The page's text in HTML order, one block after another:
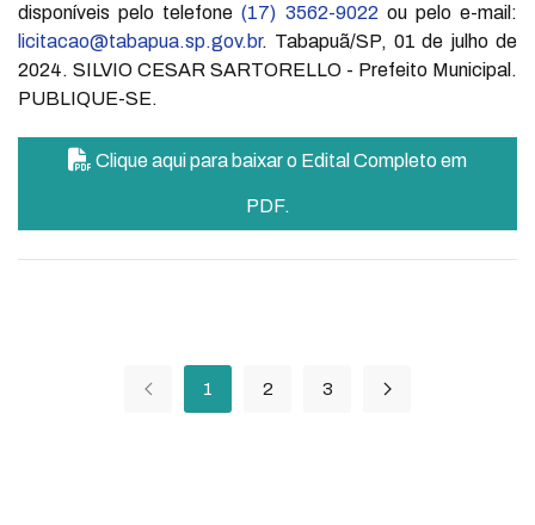
disponíveis pelo telefone(17) 3562-9022 ou pelo e-mail:
licitacao@tabapua.sp.gov.br. Tabapuã/SP, 01 de julho de
2024. SILVIO CESAR SARTORELLO - Prefeito Municipal.
PUBLIQUE-SE.
Clique aqui para baixar o Edital Completo em
PDF.
1 2 3